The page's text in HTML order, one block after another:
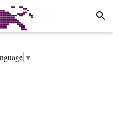
search
▼